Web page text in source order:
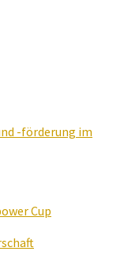
-förderung im
Cup